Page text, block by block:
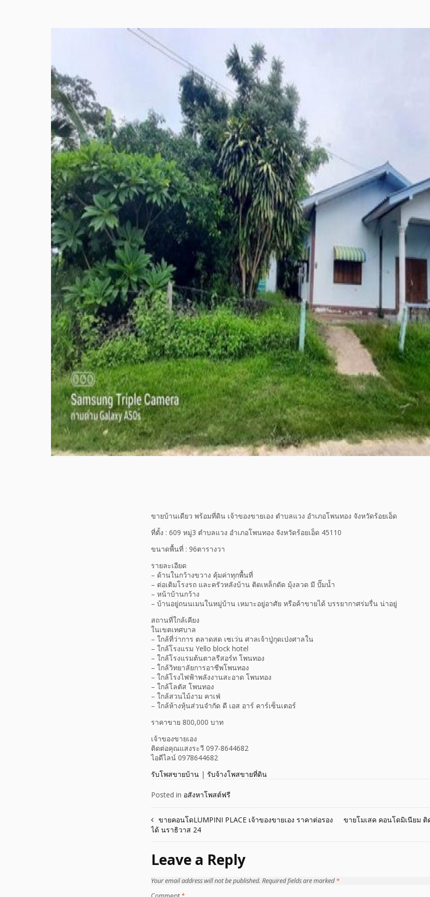
ขายบ้านเดียว พร้อมที่ดิน เจ้าของขายเอง ตำบลแวง อำเภอโพนทอง จังหวัดร้อยเอ็ด
ที่ตั้ง : 609 หมู่3 ตำบลแวง อำเภอโพนทอง จังหวัดร้อยเอ็ด 45110
ขนาดพื้นที่ : 96ตารางวา
รายละเอียด
– ด้านในกว้างขวาง คุ้มค่าทุกพื้นที่
– ต่อเติมโรงรถ และครัวหลังบ้าน ติดเหล็กดัด มุ้งลวด มี ปั๊มน้ำ
– หน้าบ้านกว้าง
– บ้านอยู่ถนนเมนในหมู่บ้าน เหมาะอยู่อาศัย หรือค้าขายได้ บรรยากาศร่มรื่น น่าอยู่
สถานที่ใกล้เคียง
ในเขตเทศบาล
– ใกล้ที่ว่าการ ตลาดสด เซเว่น ศาลเจ้าปู่กุดเป่งศาลใน
– ใกล้โรงแรม Yello block hotel
– ใกล้โรงแรมต้นตาลรีสอร์ท โพนทอง
– ใกล้วิทยาลัยการอาชีพโพนทอง
– ใกล้โรงไฟฟ้าพลังงานสะอาด โพนทอง
– ใกล้โลตัส โพนทอง
– ใกล้สวนไม้งาม คาเฟ่
– ใกล้ห้างหุ้นส่วนจำกัด ดี เอส อาร์ คาร์เซ็นเตอร์
ราคาขาย 800,000 บาท
เจ้าของขายเอง
ติดต่อคุณแสงระวี 097-8644682
ไอดีไลน์ 0978644682
รับโพสขายบ้าน | รับจ้างโพสขายที่ดิน
Posted in อสังหาโพสต์ฟรี
Post
ขายคอนโดLUMPINI PLACE เจ้าของขายเอง ราคาต่อรอง
ได้ นราธิวาส 24
ขายโมเสค คอนโดมิเนียม
Leave a Reply
Your email address will not be published. Required fields are marked*